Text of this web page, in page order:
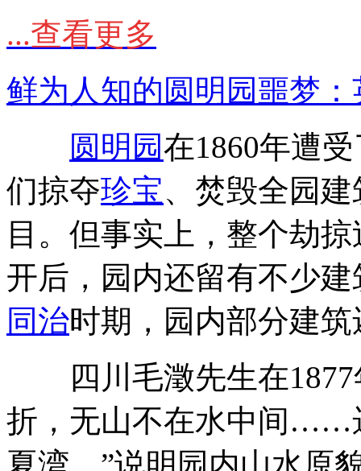
...查看更多
鲜为人知的圆明园噩梦
圆明园在1860年遭
们掠夺珍宝、焚毁全园
目。但事实上，整个劫
开后，园内还留有不少
同治时期，园内部分建
四川毛澂先生在1877
折，无山不在水中间……